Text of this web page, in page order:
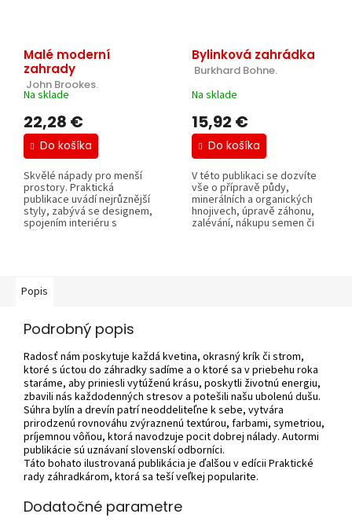
Malé moderní
zahrady
John Brookes.
Na sklade
22,28 €
Do košíka
Skvělé nápady pro menší
prostory. Praktická
publikace uvádí nejrůznější
styly, zabývá se designem,
spojením interiéru s
přírodou,...
Bylinková zahrádka
Burkhard Bohne.
Na sklade
15,92 €
Do košíka
V této publikaci se dozvíte
vše o přípravě půdy,
minerálních a organických
hnojivech, úpravě záhonu,
zalévání, nákupu semen či
Popis
Podrobný popis
Radosť nám poskytuje každá kvetina, okrasný krík či strom,
ktoré s úctou do záhradky sadíme a o ktoré sa v priebehu roka
staráme, aby priniesli vytúženú krásu, poskytli životnú energiu,
zbavili nás každodenných stresov a potešili našu ubolenú dušu.
Súhra bylín a drevín patrí neoddeliteľne k sebe, vytvára
prirodzenú rovnováhu zvýraznenú textúrou, farbami, symetriou,
príjemnou vôňou, ktorá navodzuje pocit dobrej nálady. Autormi
publikácie sú uznávaní slovenskí odborníci.
Táto bohato ilustrovaná publikácia je ďalšou v edícii Praktické
rady záhradkárom, ktorá sa teší veľkej popularite.
Dodatočné parametre